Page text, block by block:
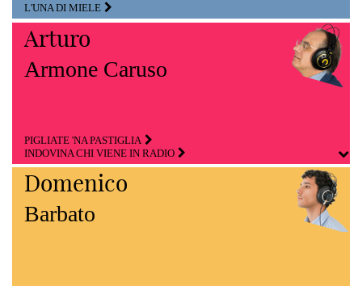
L'UNA DI MIELE
Arturo
Armone Caruso
PIGLIATE 'NA PASTIGLIA
INDOVINA CHI VIENE IN RADIO
Domenico
Barbato